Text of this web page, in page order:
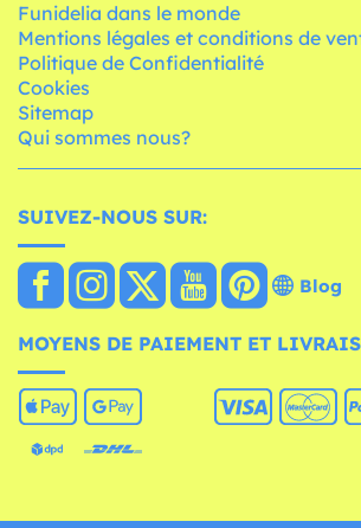
Funidelia dans le monde
Mentions légales et conditions de
Politique de Confidentialité
Cookies
Sitemap
Qui sommes nous?
SUIVEZ-NOUS SUR:
Blog
MOYENS DE PAIEMENT ET